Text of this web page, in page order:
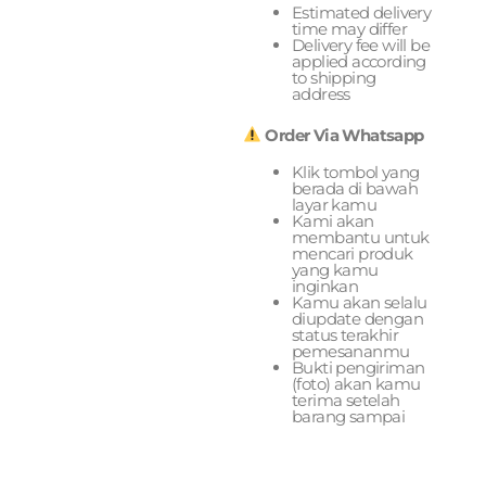
Estimated delivery
time may differ
Delivery fee will be
applied according
to shipping
address
Order Via Whatsapp
Klik tombol yang
berada di bawah
layar kamu
Kami akan
membantu untuk
mencari produk
yang kamu
inginkan
Kamu akan selalu
diupdate dengan
status terakhir
pemesananmu
Bukti pengiriman
(foto) akan kamu
terima setelah
barang sampai